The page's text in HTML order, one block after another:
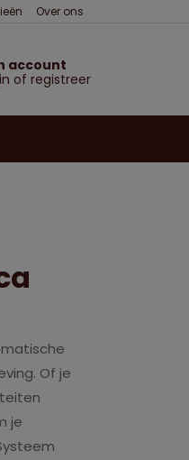
Over ons
account
of registreer
Of je
je